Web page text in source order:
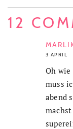
12
3 APRIL
Oh wie
muss
abend